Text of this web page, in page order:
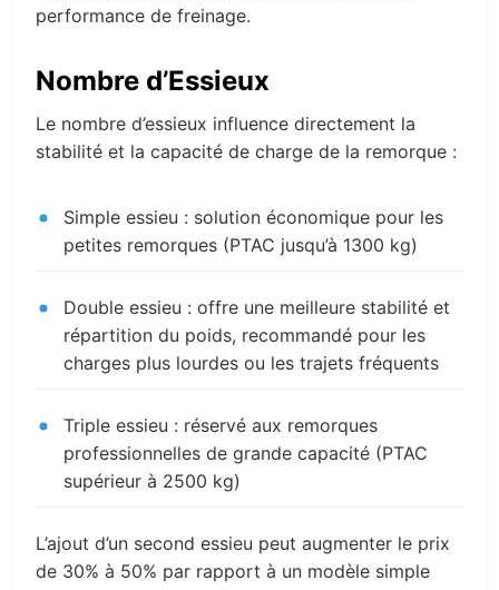
performance de freinage.
Nombre d’Essieux
Le nombre d’essieux influence directement la
stabilité et la capacité de charge de la remorque :
Simple essieu : solution économique pour les
petites remorques (PTAC jusqu’à 1300 kg)
Double essieu : offre une meilleure stabilité et
répartition du poids, recommandé pour les
charges plus lourdes ou les trajets fréquents
Triple essieu : réservé aux remorques
professionnelles de grande capacité (PTAC
supérieur à 2500 kg)
L’ajout d’un second essieu peut augmenter le prix
de 30% à 50% par rapport à un modèle simple